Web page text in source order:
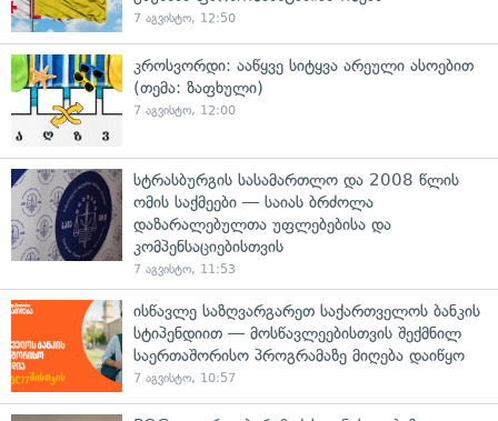
7 აგვისტო, 12:50
კროსვორდი: ააწყვე სიტყვა არეული ასოებით
(თემა: ზაფხული)
7 აგვისტო, 12:00
სტრასბურგის სასამართლო და 2008 წლის
ომის საქმეები — საიას ბრძოლა
დაზარალებულთა უფლებებისა და
კომპენსაციებისთვის
7 აგვისტო, 11:53
ისწავლე საზღვარგარეთ საქართველოს ბანკის
სტიპენდიით — მოსწავლეებისთვის შექმნილ
საერთაშორისო პროგრამაზე მიღება დაიწყო
7 აგვისტო, 10:57